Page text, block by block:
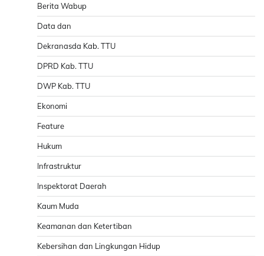
Berita Wabup
Data dan
Dekranasda Kab. TTU
DPRD Kab. TTU
DWP Kab. TTU
Ekonomi
Feature
Hukum
Infrastruktur
Inspektorat Daerah
Kaum Muda
Keamanan dan Ketertiban
Kebersihan dan Lingkungan Hidup